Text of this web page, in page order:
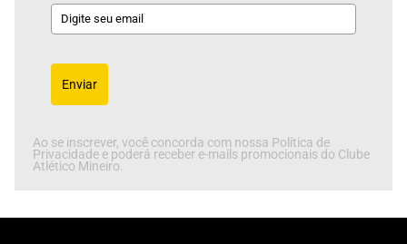
Enviar
Ao se inscrever, você concorda com nossa Política de
Privacidade e poderá receber e-mails promocionais do Clube
Atlético Mineiro.